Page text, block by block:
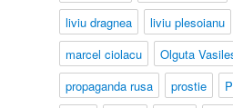
liviu dragnea
liviu plesoianu
marcel ciolacu
Olguta
propaganda rusa
prostie